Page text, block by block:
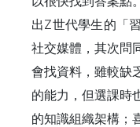
出Z世代學生的「
社交媒體，其次問
會找資料，雖較缺
的能力，但選課時
的知識組織架構；